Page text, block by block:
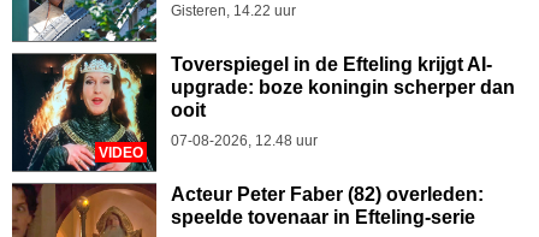
Gisteren, 14.22 uur
VIDEO
Toverspiegel in de Efteling krijgt AI-
upgrade: boze koningin scherper dan
ooit
07-08-2026, 12.48 uur
Acteur Peter Faber (82) overleden:
speelde tovenaar in Efteling-serie